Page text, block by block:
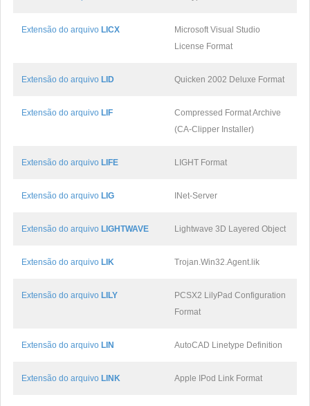
Extensão do arquivo LICX
Microsoft Visual Studio
License Format
Extensão do arquivo LID Quicken 2002 Deluxe Format
Extensão do arquivo LIF
Compressed Format Archive
(CA-Clipper Installer)
Extensão do arquivo LIFE LIGHT Format
Extensão do arquivo LIG INet-Server
Extensão do arquivo LIGHTWAVE Lightwave 3D Layered Object
Extensão do arquivo LIK Trojan.Win32.Agent.lik
Extensão do arquivo LILY
PCSX2 LilyPad Configuration
Format
Extensão do arquivo LIN AutoCAD Linetype Definition
Extensão do arquivo LINK Apple IPod Link Format